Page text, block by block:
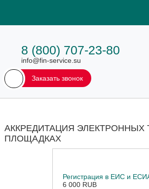
8 (800) 707-23-80
info@fin-service.su
Заказать звонок
АККРЕДИТАЦИЯ ЭЛЕКТРОННЫХ
ПЛОЩАДКАХ
Регистрация в ЕИС и
6 000 RUB